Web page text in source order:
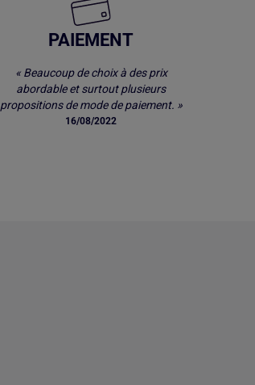
PAIEMENT
« Beaucoup de choix à des prix
abordable et surtout plusieurs
propositions de mode de paiement. »
16/08/2022